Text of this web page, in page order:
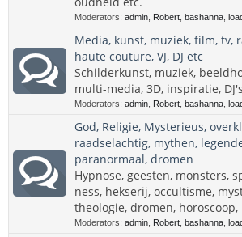
Moderators: admin Robert bashanna
Media, kunst, muziek, film, tv,
haute couture, VJ, DJ etc
Schilderkunst, muziek,
multi-media, 3D, inspiratie,
Moderators: admin Robert bashanna
God, Religie, Mysterieus,
raadselachtig, mythen,
paranormaal, dromen
Hypnose, geesten, monsters,
ness, hekserij, occultisme,
theologie, dromen, horoscoop,
Moderators: admin Robert bashanna